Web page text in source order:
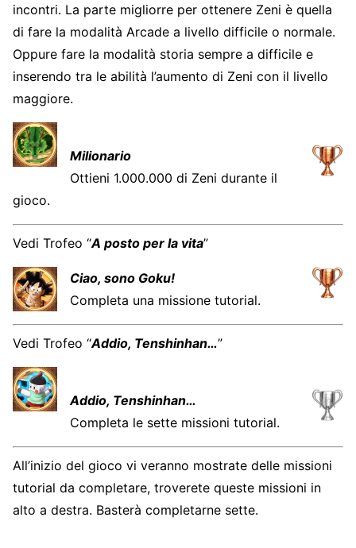
incontri. La parte migliorre per ottenere Zeni è quella
di fare la modalità Arcade a livello difficile o normale.
Oppure fare la modalità storia sempre a difficile e
inserendo tra le abilità l’aumento di Zeni con il livello
maggiore.
Milionario
Ottieni 1.000.000 di Zeni durante il
gioco.
Vedi Trofeo “A posto per la vita”
Ciao, sono Goku!
Completa una missione tutorial.
Vedi Trofeo “Addio, Tenshinhan…”
Addio, Tenshinhan…
Completa le sette missioni tutorial.
All’inizio del gioco vi veranno mostrate delle missioni
tutorial da completare, troverete queste missioni in
alto a destra. Basterà completarne sette.